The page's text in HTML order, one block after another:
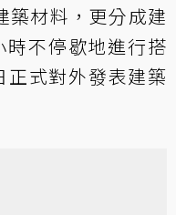
築材料，更分成建
不停歇地進行搭
正式對外發表建築